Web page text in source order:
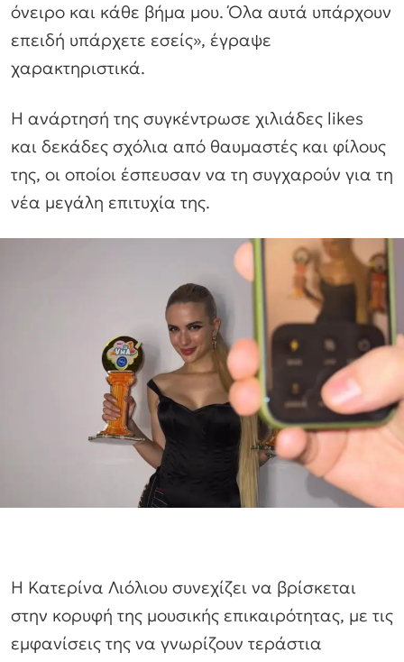
όνειρο και κάθε βήμα μου. Όλα αυτά υπάρχουν
επειδή υπάρχετε εσείς», έγραψε
χαρακτηριστικά.
Η ανάρτησή της συγκέντρωσε χιλιάδες likes
και δεκάδες σχόλια από θαυμαστές και φίλους
της, οι οποίοι έσπευσαν να τη συγχαρούν για τη
νέα μεγάλη επιτυχία της.
Η Κατερίνα Λιόλιου συνεχίζει να βρίσκεται
στην κορυφή της μουσικής επικαιρότητας, με τις
εμφανίσεις της να γνωρίζουν τεράστια